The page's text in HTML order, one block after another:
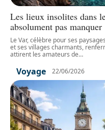
Les lieux insolites dans
absolument pas manquer
Le Var, célèbre pour ses
et ses villages charmants,
attirent les amateurs de…
Voyage 22/06/2026